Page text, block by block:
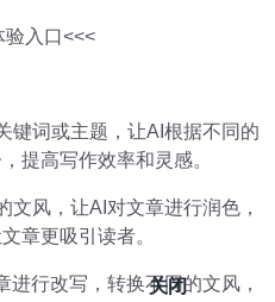
验入口<<<
键词或主题，让AI根据不同的
提高写作效率和灵感。
文风，让AI对文章进行润色，
章更吸引读者。
行改写，转换不同的文风，
关闭